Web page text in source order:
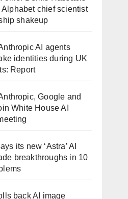
Alphabet chief scientist
shakeup
AI agents
identities during UK
Report
Google and
White House AI
its new ‘Astra’ AI
breakthroughs in 10
back AI image